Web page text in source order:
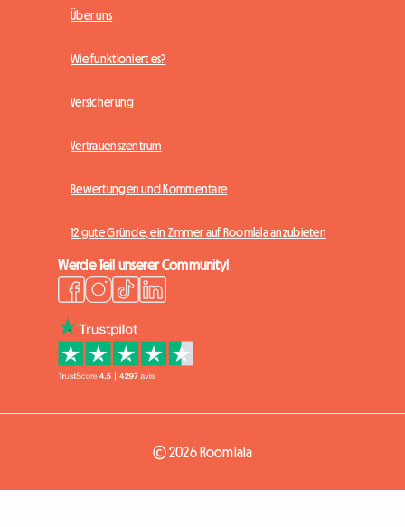
Über uns
Wie funktioniert es?
Versicherung
Vertrauenszentrum
Bewertungen und Kommentare
12 gute Gründe, ein Zimmer auf Roomlala anzubieten
Werde Teil unserer Community!
© 2026 Roomlala